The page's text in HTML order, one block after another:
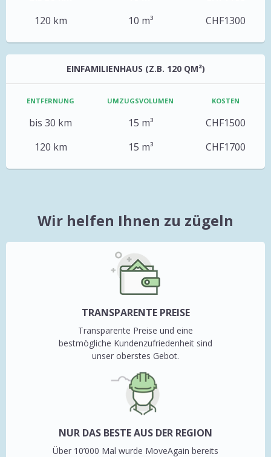
120 km
10 m³ CHF1300
EINFAMILIENHAUS (Z.B. 120 QM²)
ENTFERNUNG UMZUGSVOLUMEN KOSTEN
bis 30 km 15 m³
CHF1500
120 km
15 m³ CHF1700
Wir helfen Ihnen zu zügeln
TRANSPARENTE PREISE
Transparente Preise und eine
bestmögliche Kundenzufriedenheit sind
unser oberstes Gebot.
NUR DAS BESTE AUS DER REGION
Über 10’000 Mal wurde MoveAgain bereits